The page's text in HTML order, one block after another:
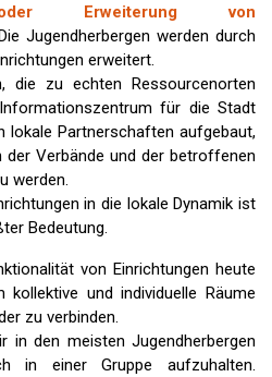
Erweiterung von
Jugendherbergen werden durch
erweitert.
die zu echten Ressourcenorten
für die Stadt
lokale Partnerschaften aufgebaut,
der Verbände und der betroffenen
werden.
in die lokale Dynamik ist
Bedeutung.
von Einrichtungen heute
kollektive und individuelle Räume
zu verbinden.
in den meisten Jugendherbergen
in einer Gruppe aufzuhalten.